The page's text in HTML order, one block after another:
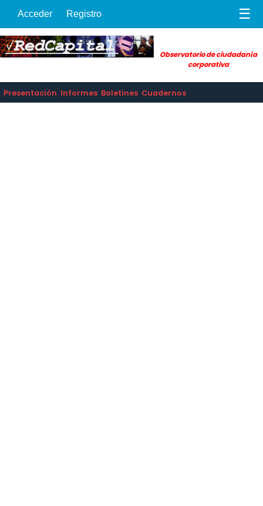
Acceder Registro ☰
Observatorio de ciudadanía
corporativa
Presentación Informes Boletines Cuadernos